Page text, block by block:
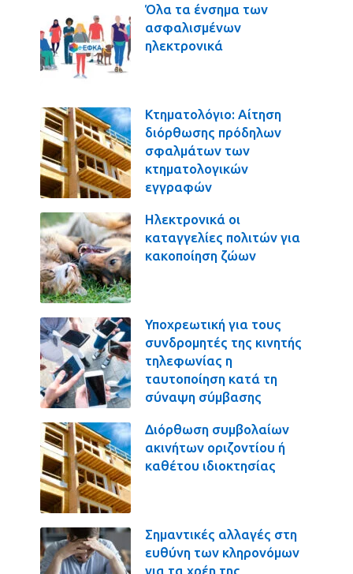
Όλα τα ένσημα των
ασφαλισμένων
ηλεκτρονικά
Κτηματολόγιο: Αίτηση
διόρθωσης πρόδηλων
σφαλμάτων των
κτηματολογικών
εγγραφών
Ηλεκτρονικά οι
καταγγελίες πολιτών για
κακοποίηση ζώων
Υποχρεωτική για τους
συνδρομητές της κινητής
τηλεφωνίας η
ταυτοποίηση κατά τη
σύναψη σύμβασης
Διόρθωση συμβολαίων
ακινήτων οριζοντίου ή
καθέτου ιδιοκτησίας
Σημαντικές αλλαγές στη
ευθύνη των κληρονόμων
για τα χρέη της